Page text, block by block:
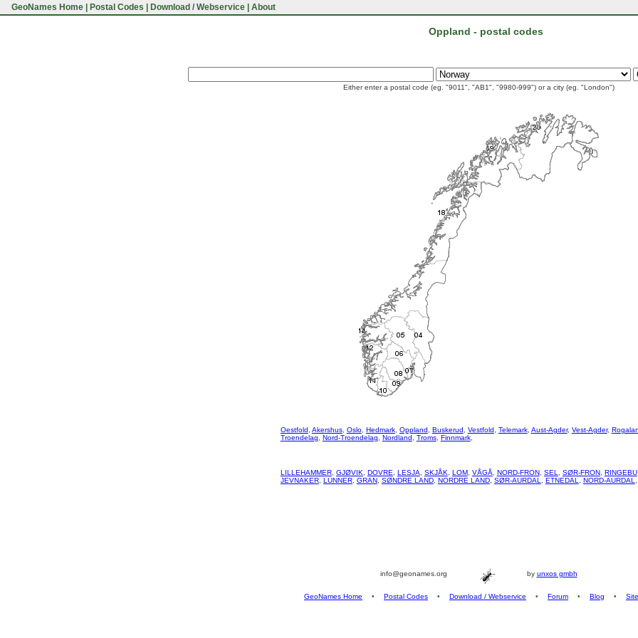
GeoNames Home Postal Codes Download / Webservice About
Oppland - postal codes
Either enter a postal code (eg. "9011", "AB1", "9980-999") or a city (eg. "London")
Oestfold Akershus, Oslo, Hedmark, Oppland Buskerud Vestfold Telemark, Aust-Agder, Vest-Agder,
Troendelag
Nord-Troendelag Nordland Troms, Finnmark,
LILLEHAMMER, GJØVIK DOVRE LESJA SKJÅK LOM, VÅGÅ NORD-FRON, SEL SØR-FRON, RINGEBU,
JEVNAKER, LUNNER, GRAN, SØNDRE LAND, NORDRE LAND, SØR-AURDAL ETNEDAL NORD-AURDAL
info@geonames.org by unxos gmbh
GeoNames Home • Postal Codes • Download / Webservice • Forum • Blog •